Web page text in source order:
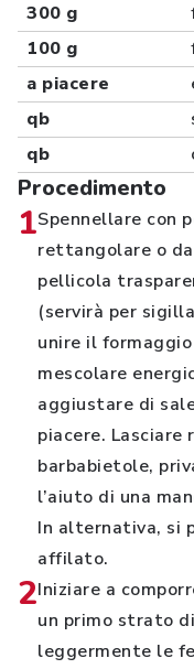
300 g
100 g
a piacere
qb
qb
Procedimento
1Spennellare con
rettangolare o
pellicola
(servirà per
unire il
mescolare
aggiustare di
piacere. Lasciare
barbabietole,
l’aiuto di una
In alternativa, si
affilato.
2Iniziare a
un primo strato
leggermente le